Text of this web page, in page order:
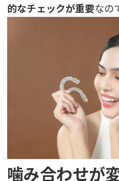
的なチェックが重要なの
噛み合わせが